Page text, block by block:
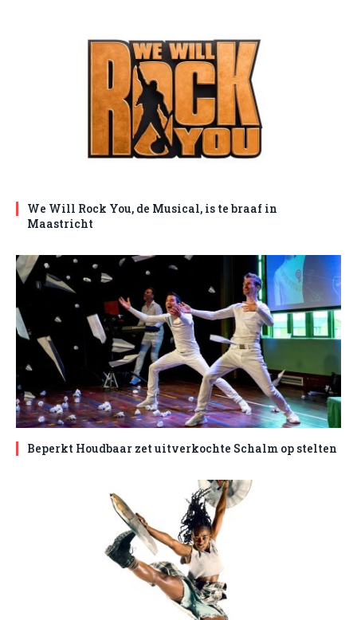
We Will Rock You, de Musical, is te braaf in
Maastricht
Beperkt Houdbaar zet uitverkochte Schalm op stelten